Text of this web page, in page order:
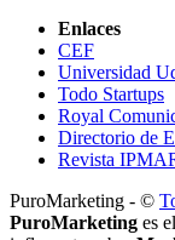
Enlaces
CEF
Universidad
Todo Startups
Royal
Directorio de
Revista
PuroMarketing - ©
PuroMarketing es el